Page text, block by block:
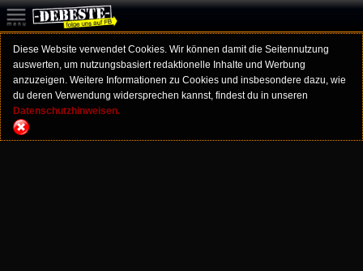
Diese Website verwendet Cookies. Wir können damit die Seitennutzung
auswerten, um nutzungsbasiert redaktionelle Inhalte und Werbung
anzuzeigen. Weitere Informationen zu Cookies und insbesondere dazu, wie
du deren Verwendung widersprechen kannst, findest du in unseren
Datenschutzhinweisen.